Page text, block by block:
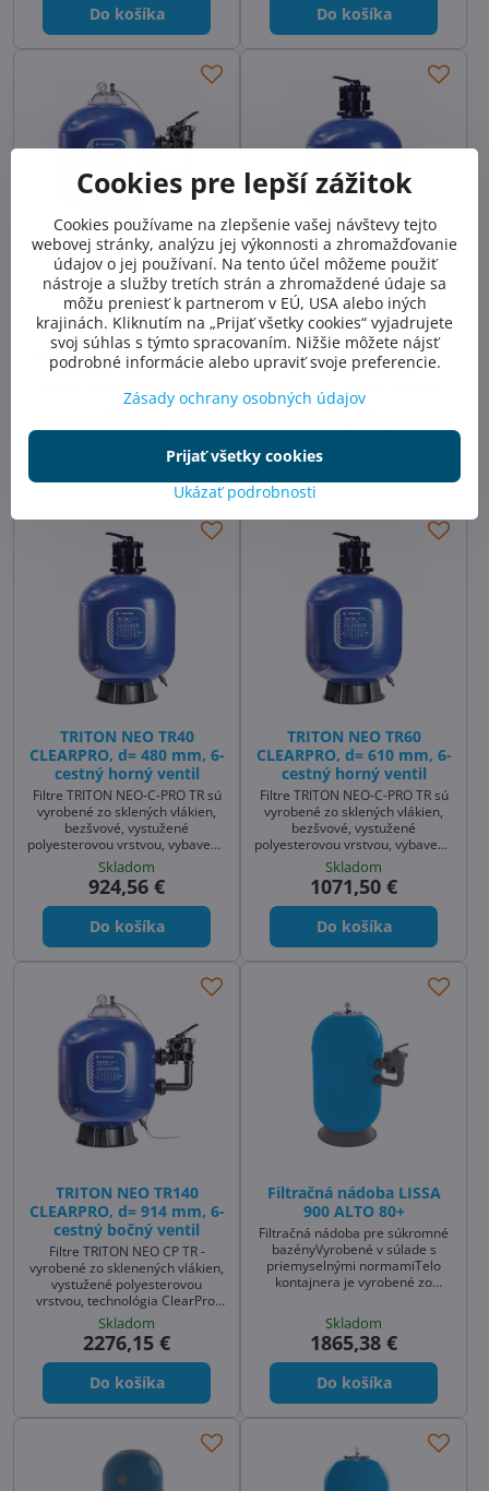
Do košíka Do košíka
TRITON NEO TR40
CLEARPRO, d= 480 mm, 6-
cestný bočný ventil
Filtre TRITON NEO CP TR -
vyrobené zo sklenených vlákien,
vystužené polyesterovou
vrstvou, technológia ClearPro,
bočný ventil, manometer
Skladom
1022,62 €
TRITON NEO TR100
CLEARPRO, d= 762 mm, 6-
cestný horný ventil
Filtre TRITON NEO-C-PRO TR sú
vyrobené zo sklených vlákien,
bezšvové, vystužené
polyesterovou vrstvou, vybavené
6-cestným TOP ventilom s
Skladom
1409,42 €
TRITON NEO TR40
CLEARPRO, d= 480 mm, 6-
cestný horný ventil
Filtre TRITON NEO-C-PRO TR sú
vyrobené zo sklených vlákien,
bezšvové, vystužené
polyesterovou vrstvou, vybavené
6-cestným horným ventilom s
manometrom, namontované na
základni.Maximálny
Skladom
924,56 €
Do košíka
TRITON NEO TR60
CLEARPRO, d= 610 mm, 6-
cestný horný ventil
Filtre TRITON NEO-C-PRO TR sú
vyrobené zo sklených vlákien,
bezšvové, vystužené
polyesterovou vrstvou, vybavené
6-cestným TOP ventilom s
manometrom, namontované na
podstavci.Maximálny prac
Skladom
1071,50 €
Do košíka
TRITON NEO TR140
CLEARPRO, d= 914 mm, 6-
cestný bočný ventil
Filtre TRITON NEO CP TR -
vyrobené zo sklenených vlákien,
vystužené polyesterovou
vrstvou, technológia ClearPro,
bočný ventil, manometer
Skladom
2276,15 €
Do košíka
Filtračná nádoba LISSA
900 ALTO 80+
Filtračná nádoba pre súkromné
bazényVyrobené v súlade s
priemyselnými normamiTelo
kontajnera je vyrobené zo
a má aj povrchovú úpravu
odolnú voči UV žia
Skladom
1865,38 €
Do košíka
Cookies pre lepší zážitok
Cookies používame na zlepšenie vašej návštevy tejto
webovej stránky, analýzu jej výkonnosti a zhromažďovanie
údajov o jej používaní. Na tento účel môžeme použiť
nástroje a služby tretích strán a zhromaždené údaje sa
môžu preniesť k partnerom v EÚ, USA alebo iných
krajinách. Kliknutím na „Prijať všetky cookies“ vyjadrujete
svoj súhlas s týmto spracovaním. Nižšie môžete nájsť
podrobné informácie alebo upraviť svoje preferencie.
Zásady ochrany osobných údajov
Ukázať podrobnosti
Prijať všetky cookies